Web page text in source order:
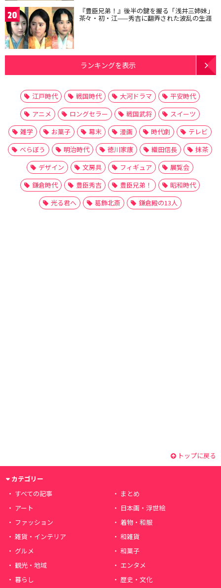
20 『豊臣兄弟！』後半の鍵を握る「浅井三姉妹」
茶々・初・江——秀吉に翻弄された波乱の生涯
ランキングを表示
江戸時代 戦国時代 大河ドラマ
平安時代
アニメ
ロングセラー 戦国武将
スイーツ
雑学
お菓子 幕末 漫画 時代劇
テレビ
べらぼう
明治時代 徳川家康 織田信長
抹茶
デザイン
文房具 フィギュア
展覧会
鎌倉時代
豊臣秀吉 豊臣兄弟！
昭和時代
光る君へ
葛飾北斎 鎌倉殿の13人
トップに戻る
カテゴリー
すべての記事
まとめ
アート
日本画・浮世絵
ファッション
着物・和服
雑貨・インテリア
和雑貨
グルメ
和菓子
観光・地域
エンタメ
暮らし
歴史・文化